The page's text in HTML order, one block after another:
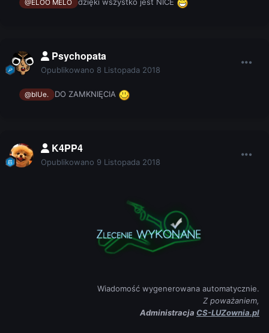
@ELOO MELO
Psychopata
Opublikowano 8 Listopada 2018
@blUe. DO ZAMKNIĘCIA
K4PP4
Opublikowano 9 Listopada 2018
Wiadomość wygenerowana automatycznie.
Z poważaniem,
Administracja CS-LUZownia.pl